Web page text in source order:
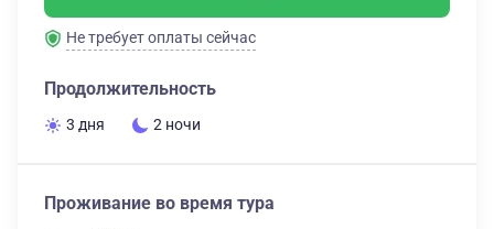
Не требует оплаты сейчас
Продолжительность
3 дня 2 ночи
Проживание во время тура